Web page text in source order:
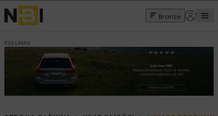
Branże
REKLAMA